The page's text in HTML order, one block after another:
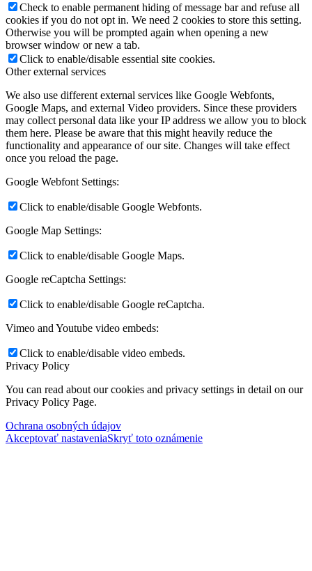
Check to enable permanent hiding of message bar and refuse all
cookies if you do not opt in. We need 2 cookies to store this setting.
Otherwise you will be prompted again when opening a new
browser window or new a tab.
Click to enable/disable essential site cookies.
Other external services
We also use different external services like Google Webfonts,
Google Maps, and external Video providers. Since these providers
may collect personal data like your IP address we allow you to block
them here. Please be aware that this might heavily reduce the
functionality and appearance of our site. Changes will take effect
once you reload the page.
Google Webfont Settings:
Click to enable/disable Google Webfonts.
Google Map Settings:
Click to enable/disable Google Maps.
Google reCaptcha Settings:
Click to enable/disable Google reCaptcha.
Vimeo and Youtube video embeds:
Click to enable/disable video embeds.
Privacy Policy
You can read about our cookies and privacy settings in detail on our
Privacy Policy Page.
Ochrana osobných údajov
Akceptovať nastaveniaSkryť toto oznámenie